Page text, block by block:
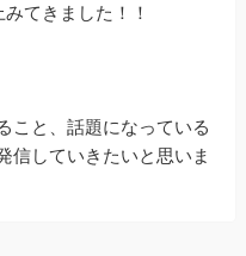
てきました！！
こと、話題になっている
信していきたいと思いま